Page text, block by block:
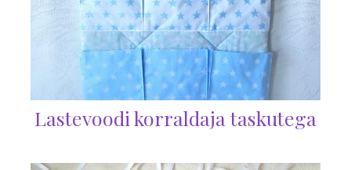
Lastevoodi korraldaja taskutega